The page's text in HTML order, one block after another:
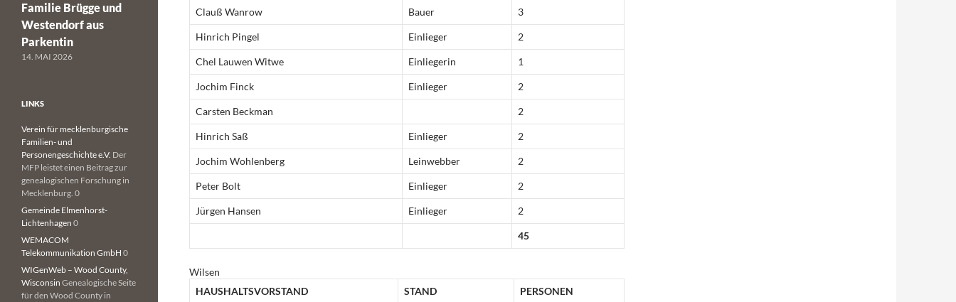
Clauß Wanrow Bauer 3
Hinrich Pingel Einlieger 2
Chel Lauwen Witwe Einliegerin 1
Jochim Finck Einlieger 2
Carsten Beckman 2
Hinrich Saß Einlieger 2
Jochim Wohlenberg Leinwebber 2
Peter Bolt Einlieger 2
Jürgen Hansen Einlieger 2
45
Wilsen
HAUSHALTSVORSTAND
STAND PERSONEN
Familie Brügge und
Westendorf aus
Parkentin
14. MAI 2026
LINKS
Verein für mecklenburgische
Familien- und
Personengeschichte e.V. Der
MFP leistet einen Beitrag zur
genealogischen Forschung in
Mecklenburg. 0
Gemeinde Elmenhorst-
Lichtenhagen 0
WEMACOM
Telekommunikation GmbH 0
WIGenWeb – Wood County,
Wisconsin Genealogische Seite
für den Wood County in